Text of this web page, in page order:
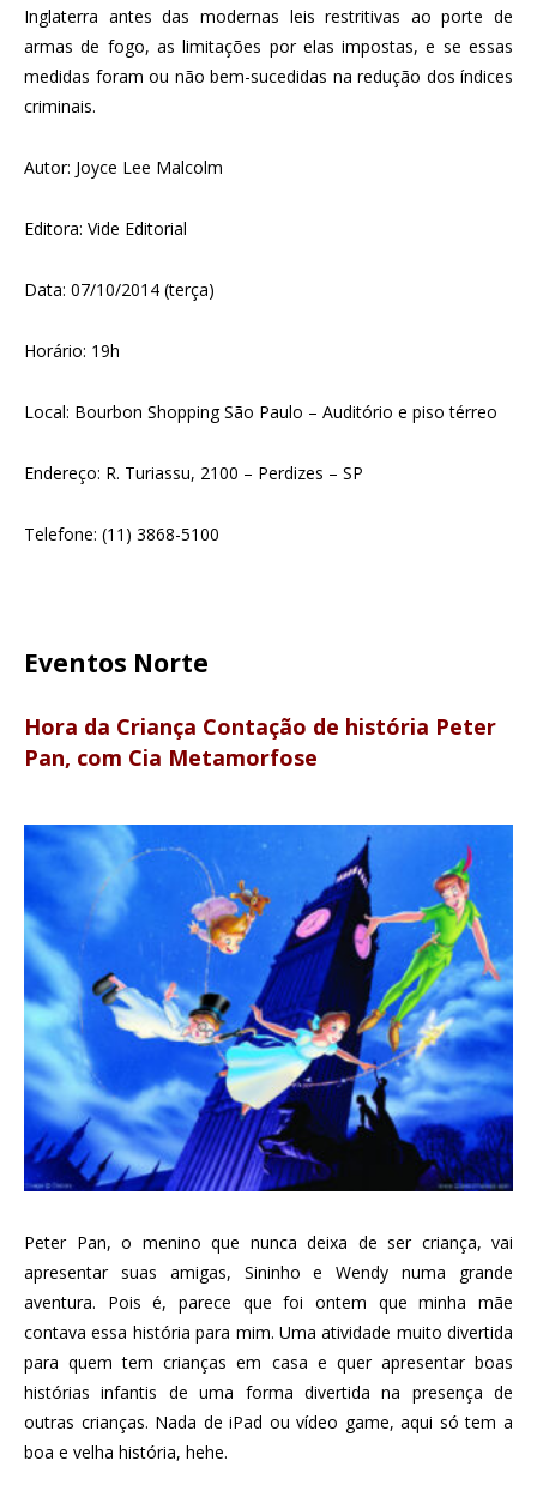
Inglaterra antes das modernas leis restritivas ao porte de
armas de fogo, as limitações por elas impostas, e se essas
medidas foram ou não bem-sucedidas na redução dos índices
criminais.
Autor: Joyce Lee Malcolm
Editora: Vide Editorial
Data: 07/10/2014 (terça)
Horário: 19h
Local: Bourbon Shopping São Paulo – Auditório e piso térreo
Endereço: R. Turiassu, 2100 – Perdizes – SP
Telefone: (11) 3868-5100
Eventos Norte
Hora da Criança Contação de história Peter
Pan, com Cia Metamorfose
Peter Pan, o menino que nunca deixa de ser criança, vai
apresentar suas amigas, Sininho e Wendy numa grande
aventura. Pois é, parece que foi ontem que minha mãe
contava essa história para mim. Uma atividade muito divertida
para quem tem crianças em casa e quer apresentar boas
histórias infantis de uma forma divertida na presença de
outras crianças. Nada de iPad ou vídeo game, aqui só tem a
boa e velha história, hehe.